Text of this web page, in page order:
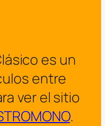
es un
entre
ver el sitio
.